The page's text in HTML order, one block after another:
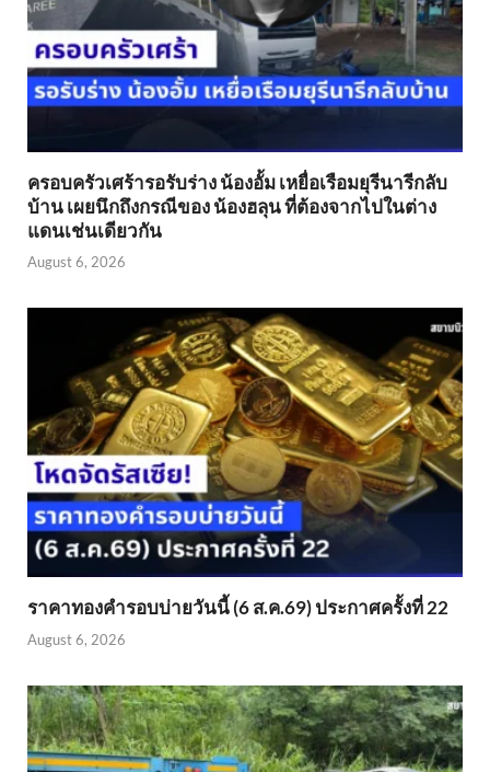
ครอบครัวเศร้ารอรับร่าง น้องอั้ม เหยื่อเรือมยุรีนารีกลับ
บ้าน เผยนึกถึงกรณีของ น้องฮลุน ที่ต้องจากไปในต่าง
แดนเช่นเดียวกัน
August 6, 2026
ราคาทองคำรอบบ่ายวันนี้ (6 ส.ค.69) ประกาศครั้งที่ 22
August 6, 2026